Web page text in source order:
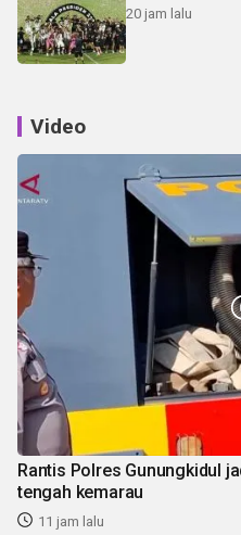
20 jam lalu
Video
Rantis Polres Gunungkidul
tengah kemarau
11 jam lalu